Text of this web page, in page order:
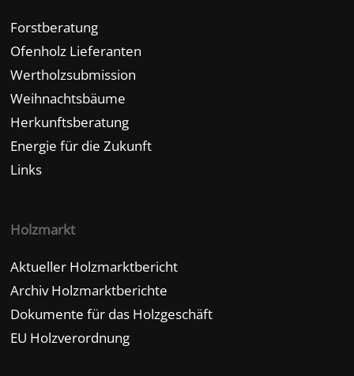
Forstberatung
Ofenholz Lieferanten
Wertholzsubmission
Weihnachtsbäume
Herkunftsberatung
Energie für die Zukunft
Links
Holzmarkt
Aktueller Holzmarktbericht
Archiv Holzmarktberichte
Dokumente für das Holzgeschäft
EU Holzverordnung